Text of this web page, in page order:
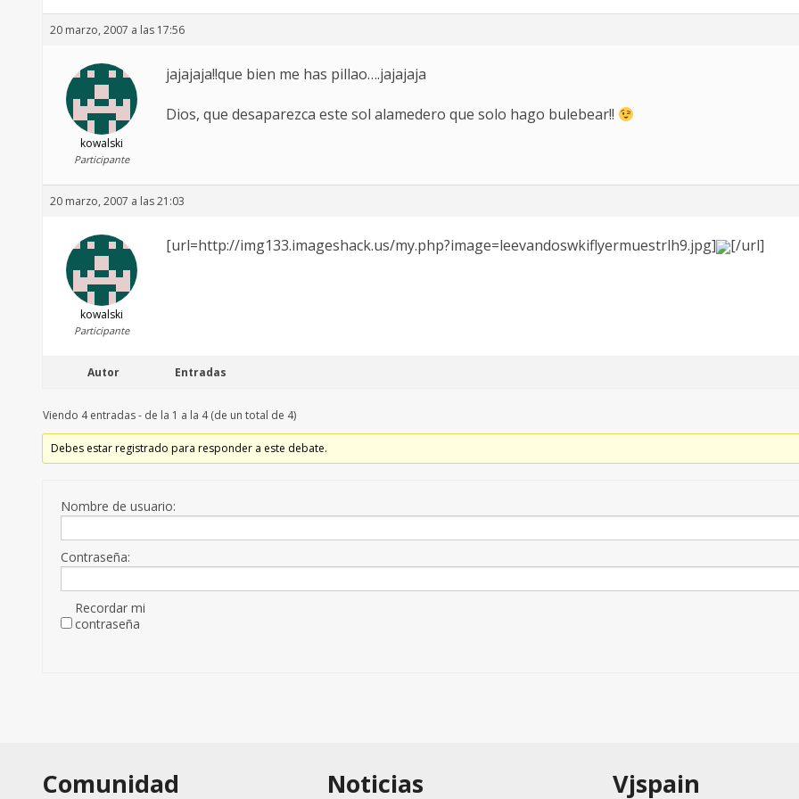
20 marzo, 2007 a las 17:56
kowalski
Participante
jajajaja!!que bien me has pillao….jajajaja
Dios, que desaparezca este sol alamedero que solo hago bulebear!!
20 marzo, 2007 a las 21:03
kowalski
Participante
[url=http://img133.imageshack.us/my.php?image=leevandoswkiflyermuestrlh9.jpg] [/url]
Autor Entradas
Viendo 4 entradas - de la 1 a la 4 (de un total de 4)
Debes estar registrado para responder a este debate.
Nombre de usuario:
Contraseña:
Recordar mi
contraseña
Comunidad Noticias Vjspain